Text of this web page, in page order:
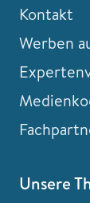
Kontakt
Werben
Unsere